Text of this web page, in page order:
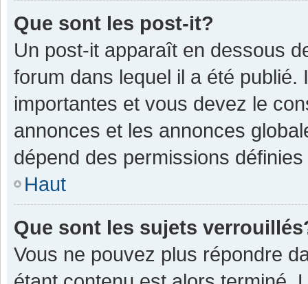
Que sont les post-it?
Un post-it apparaît en dessous
forum dans lequel il a été
importantes et vous devez le
annonces et les annonces
dépend des permissions définies
Haut
Que sont les sujets
Vous ne pouvez plus répondre